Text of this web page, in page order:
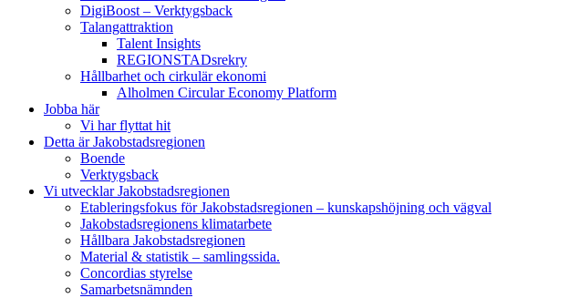
DigiBoost – Verktygsback
Talangattraktion
Talent Insights
REGIONSTADsrekry
Hållbarhet och cirkulär ekonomi
Alholmen Circular Economy Platform
Jobba här
Vi har flyttat hit
Detta är Jakobstadsregionen
Boende
Verktygsback
Vi utvecklar Jakobstadsregionen
Etableringsfokus för Jakobstadsregionen – kunskapshöjning och vägval
Jakobstadsregionens klimatarbete
Hållbara Jakobstadsregionen
Material & statistik – samlingssida.
Concordias styrelse
Samarbetsnämnden